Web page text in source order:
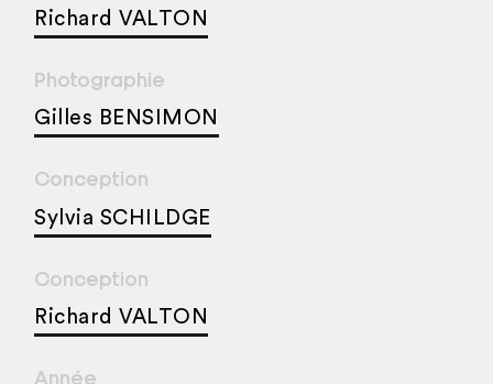
Richard VALTON
Photographie
Gilles BENSIMON
Conception
Sylvia SCHILDGE
Conception
Richard VALTON
Année